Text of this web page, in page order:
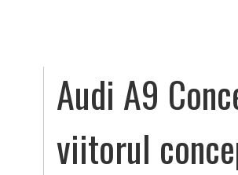
Audi A9
viitorul